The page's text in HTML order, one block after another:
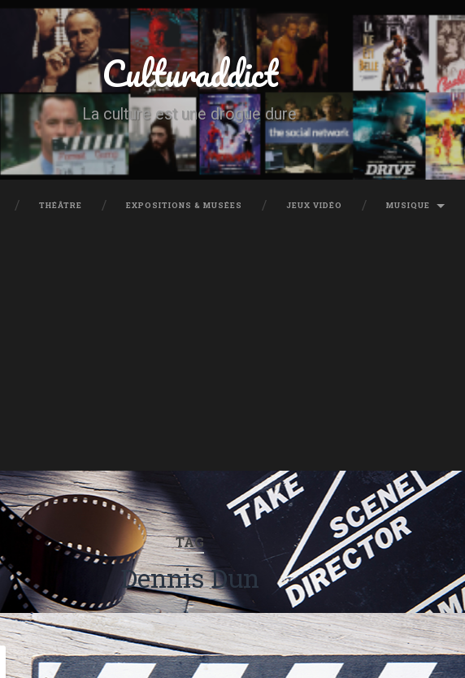
Culturaddict
La culture est une drogue dure
THÉÂTRE EXPOSITIONS & MUSÉES JEUX VIDÉO MUSIQUE
TAG
Dennis Dun